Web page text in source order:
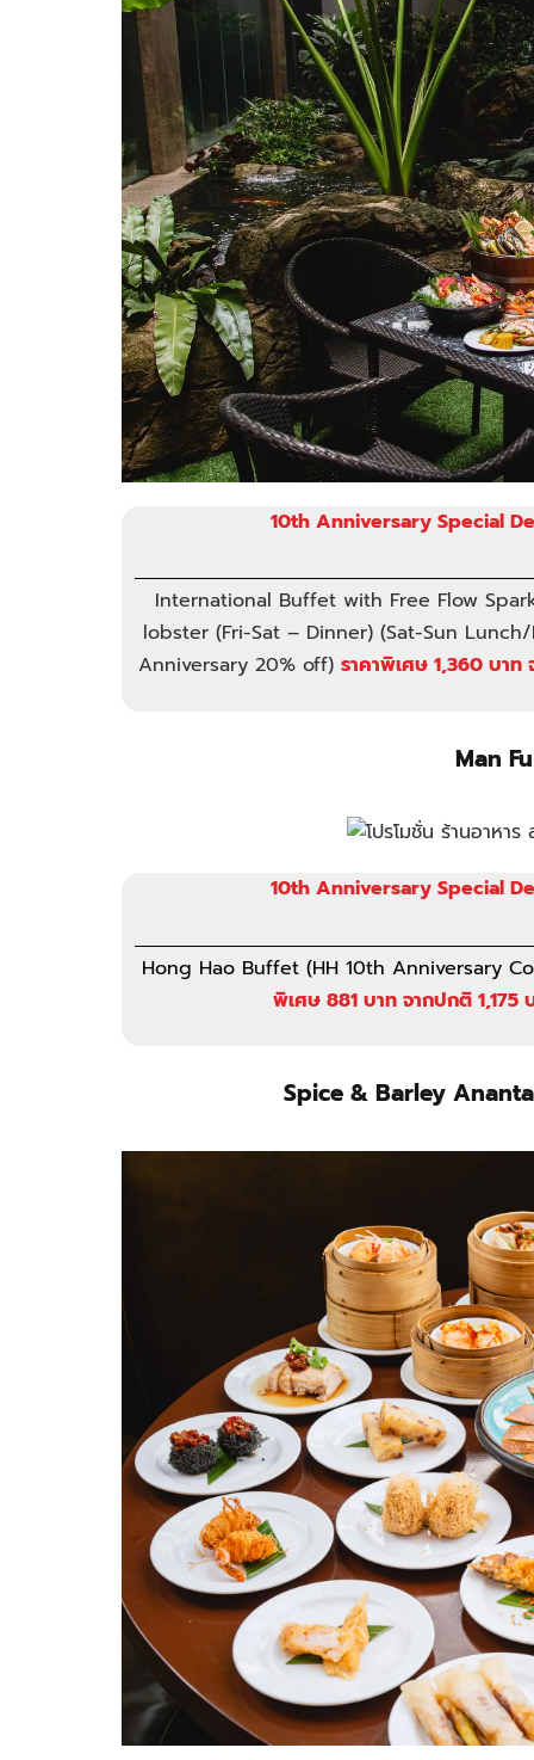
10th Anniversary Special
International Buffet with Free Flow
lobster (Fri-Sat – Dinner) (Sat-Sun
Anniversary 20% off) ราคาพิเศษ 1,360 บา
Man
10th Anniversary Special
Hong Hao Buffet (HH 10th Anniversary
พิเศษ 881 บาท จากปกติ 1,175
Spice & Barley